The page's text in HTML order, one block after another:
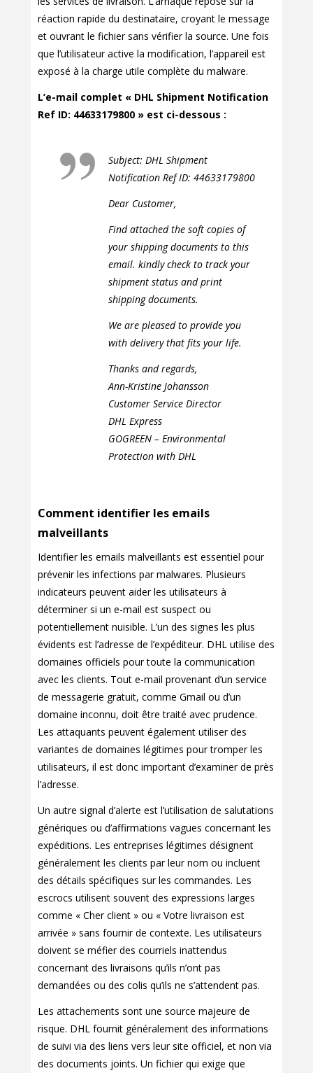
réaction rapide du destinataire, croyant le message
et ouvrant le fichier sans vérifier la source. Une fois
que l’utilisateur active la modification, l’appareil est
exposé à la charge utile complète du malware.
L’e-mail complet « DHL Shipment Notification
Ref ID: 44633179800 » est ci-dessous :
Subject: DHL Shipment
Notification Ref ID: 44633179800
Dear Customer,
Find attached the soft copies of
your shipping documents to this
email. kindly check to track your
shipment status and print
shipping documents.
We are pleased to provide you
with delivery that fits your life.
Thanks and regards,
Ann-Kristine Johansson
Customer Service Director
DHL Express
GOGREEN – Environmental
Protection with DHL
Comment identifier les emails
malveillants
Identifier les emails malveillants est essentiel pour
prévenir les infections par malwares. Plusieurs
indicateurs peuvent aider les utilisateurs à
déterminer si un e-mail est suspect ou
potentiellement nuisible. L’un des signes les plus
évidents est l’adresse de l’expéditeur. DHL utilise des
domaines officiels pour toute la communication
avec les clients. Tout e-mail provenant d’un service
de messagerie gratuit, comme Gmail ou d’un
domaine inconnu, doit être traité avec prudence.
Les attaquants peuvent également utiliser des
variantes de domaines légitimes pour tromper les
utilisateurs, il est donc important d’examiner de près
l’adresse.
Un autre signal d’alerte est l’utilisation de salutations
génériques ou d’affirmations vagues concernant les
expéditions. Les entreprises légitimes désignent
généralement les clients par leur nom ou incluent
des détails spécifiques sur les commandes. Les
escrocs utilisent souvent des expressions larges
comme « Cher client » ou « Votre livraison est
arrivée » sans fournir de contexte. Les utilisateurs
doivent se méfier des courriels inattendus
concernant des livraisons qu’ils n’ont pas
demandées ou des colis qu’ils ne s’attendent pas.
Les attachements sont une source majeure de
risque. DHL fournit généralement des informations
de suivi via des liens vers leur site officiel, et non via
des documents joints. Un fichier qui exige que